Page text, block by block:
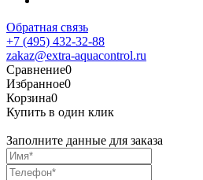
Обратная связь
+7 (495) 432-32-88
zakaz@extra-aquacontrol.ru
Сравнение0
Избранное0
Корзина0
Купить в один клик
Заполните данные для заказа